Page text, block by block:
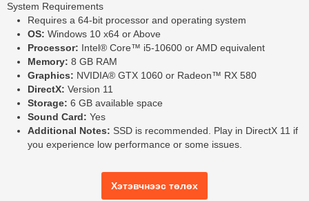
System Requirements
Requires a 64-bit processor and operating system
OS: Windows 10 x64 or Above
Processor: Intel® Core™ i5-10600 or AMD equivalent
Memory: 8 GB RAM
Graphics: NVIDIA® GTX 1060 or Radeon™ RX 580
DirectX: Version 11
Storage: 6 GB available space
Sound Card: Yes
Additional Notes: SSD is recommended. Play in DirectX 11 if
you experience low performance or some issues.
Хэтэвчнээс төлөх